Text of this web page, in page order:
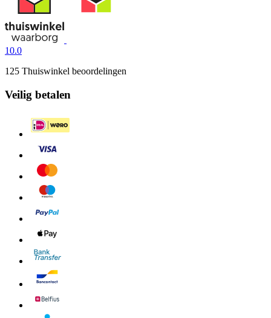
10.0
125 Thuiswinkel beoordelingen
Veilig betalen